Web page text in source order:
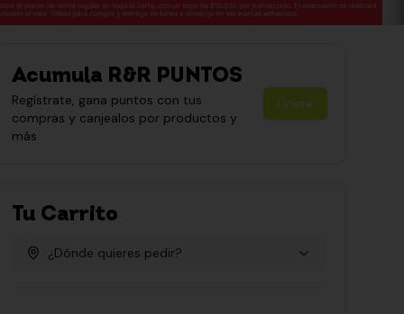
Acumula R&R PUNTOS
Regístrate, gana puntos con tus
compras y canjealos por productos y
más
Únete
Tu Carrito
¿Dónde quieres pedir?